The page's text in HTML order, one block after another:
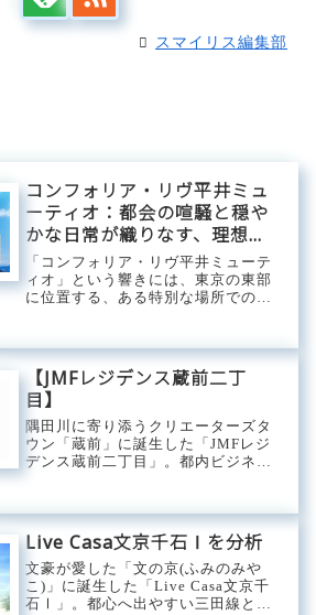
スマイリス編集部
コンフォリア・リヴ平井ミュ
ーティオ：都会の喧騒と穏や
かな日常が織りなす、理想の
都市生活
「コンフォリア・リヴ平井ミューテ
ィオ」という響きには、東京の東部
に位置する、ある特別な場所での暮
便性と快適性、そして何よりも穏や
かな日常が融合した、現代の都市生
活者が求める理想...
【JMFレジデンス蔵前二丁
目】
隅田川に寄り添うクリエーターズタ
ウン「蔵前」に誕生した「JMFレジ
デンス蔵前二丁目」。都内ビジネス
できる高い利便性と空き倉庫や居抜
き物件などを利用したお洒落な飲食
店や個性的な雑...
Live Casa文京千石Ⅰを分析
文豪が愛した「文の京(ふみのみや
こ)」に誕生した「Live Casa文京千
石Ⅰ」。都心へ出やすい三田線と各